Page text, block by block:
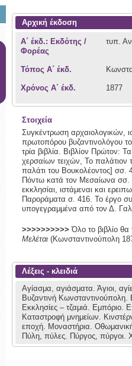
Αρχική έκδοση
Α΄ έκδ.: Εκδότης /
Φορέας
τυπ.
Τόπος Α΄ έκδ.
Χρόνος Α΄ έκδ. 1877
Στοιχεία
Συγκέντρωση αρχαιολογικών,
πρωτοπόρου βυζαντινολόγου
τρία βιβλία. Βιβλίον Πρώτον:
χερσαίων τειχών, Το
παλάτι του Βουκολέοντος] σσ.
Πόντω κατά τον Μεσαίωνα σσ.
εκκλησίαι, ιστάμεναι και
Παροράματα σ. 416. Το έργο
υπογεγραμμένα από τον Δ.
>>>>>>>>>> Όλο το βιβλίο θα
Μελέται (Κωνσταντινούπολη
Λέξεις - κλειδιά
Αγίασμα, αγιάσματα. Άγιοι,
Βυζαντινή Κωνσταντινούπολη.
Εκκλησίες – τζαμιά. Εμπόριο.
Καταστροφή μνημείων.
εποχή. Μοναστήρια.
Πύλη, πύλες. Πύργος, πύργοι.